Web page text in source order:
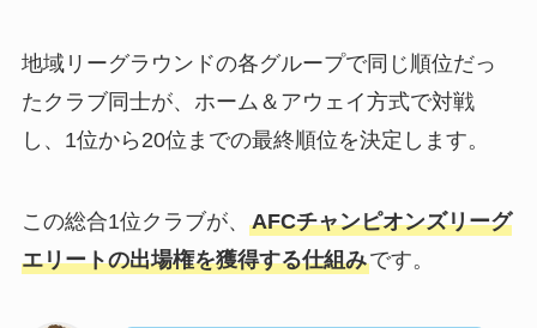
地域リーグラウンドの各グループで同じ順位だっ
たクラブ同士が、ホーム＆アウェイ方式で対戦
し、1位から20位までの最終順位を決定します。
この総合1位クラブが、 AFCチャンピオンズリーグ
エリートの出場権を獲得する仕組みです。